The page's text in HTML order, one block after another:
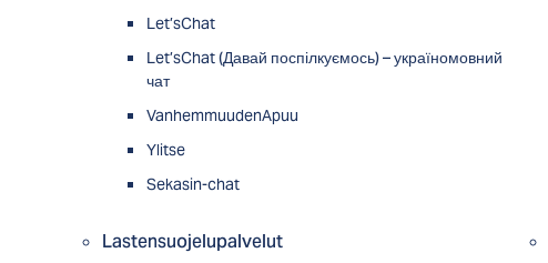
Let’sChat
Let’sChat (Давай поспілкуємось) – україномовний
чат
VanhemmuudenApuu
Ylitse
Sekasin-chat
Lastensuojelupalvelut